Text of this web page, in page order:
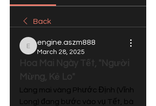
Back
engine.aszm888
engine.aszm888
March 28, 2025
Làng mai vàng Phước Định (Vĩnh
Long) đang bước vào vụ Tết, bà